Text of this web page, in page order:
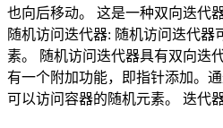
也向后移动。
这是一种双向迭代器
随机访问迭代器: 随机访问迭代器
素。
随机访问迭代器具有双向迭
有一个附加功能，即指针添加。
可以访问容器的随机元素。
迭代